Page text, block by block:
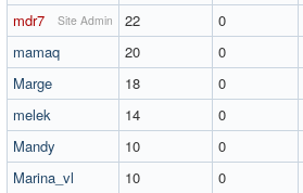
mdr7
Site Admin 22
0
mamaq
20
0
Marge
18
0
melek
14 0
Mandy
10
0
Marina_vl
10 0